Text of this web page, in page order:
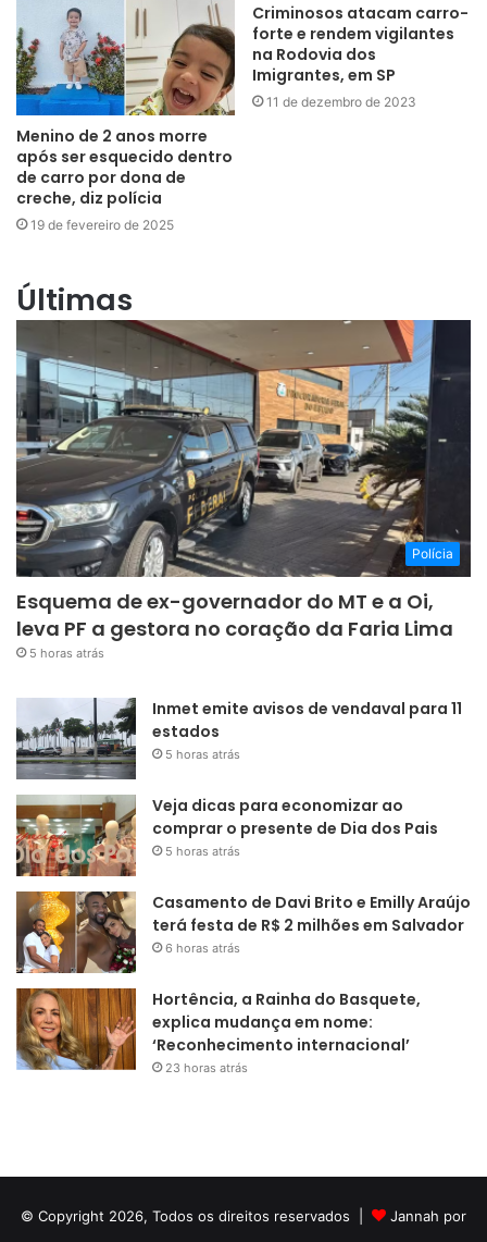
Menino de 2 anos morre
após ser esquecido dentro
de carro por dona de
creche, diz polícia
19 de fevereiro de 2025
Criminosos atacam carro-
forte e rendem vigilantes
na Rodovia dos
Imigrantes, em SP
11 de dezembro de 2023
Últimas
Polícia
Esquema de ex-governador do MT e a Oi,
leva PF a gestora no coração da Faria Lima
5 horas atrás
Inmet emite avisos de vendaval para 11
estados
5 horas atrás
Veja dicas para economizar ao
comprar o presente de Dia dos Pais
5 horas atrás
Casamento de Davi Brito e Emilly Araújo
terá festa de R$ 2 milhões em Salvador
6 horas atrás
Hortência, a Rainha do Basquete,
explica mudança em nome:
‘Reconhecimento internacional’
23 horas atrás
© Copyright 2026, Todos os direitos reservados | Jannah por